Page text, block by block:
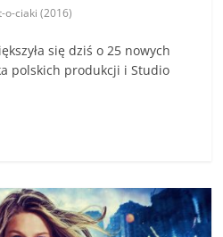
o-ciaki (2016)
się dziś o 25 nowych
polskich produkcji i Studio